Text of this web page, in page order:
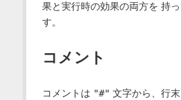
果と実行時の効果の両方を 持
す。
コメント
コメントは "#" 文字から、行